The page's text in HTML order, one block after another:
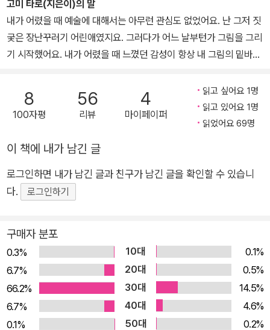
이 책의 수준은 4세부터 초등학교 저학년까지 아이들에게 맞다. 글을
읽지 못하는 아이에게는 엄마가 같이 이야기를 나누고 그림을 그리도
록 하는 것이 좋고, 무엇보다 그림을 그린다는 것에 너무 긴장하거나
부담스러워하지 않게 하는 것이 중요하다. 그림을 그리는 것은 너무
< 그림으로 생각 키우기 2> 가 후속권으로 출판되었다.
게 즐거움을 준다는 사실을 깨닫고 그림책 세계에 매료되었다. 1973
년, 28세에 첫 책 출간 이래 2020년, 75세가 된 지금까지 350여 작
품을 출간했으며, 간결하고 단순한 글과 그림, 위트 있는 유머, 재치
있는 아이디어, 발랄할 상상력으로 독자들을 사로잡았다. 라이프치히
너리스트’, ‘산케이 아동 문학상’, ‘고단샤 그림책 상’ 등을 받았으며,
일본뿐만 아니라 한국, 미국, 프랑스, 독일 등 수많은 나라에서 뜨거운
사랑을 받으며 전 세계적인 작가로 활동하고 있다. 주요 작품으로 《악
쪽》, 《저런, 벌거숭이네》, 《금붕어가 달아나네》 등이 있다.
고미 타로(지은이)의 말
내가 어렸을 때 예술에 대해서는 아무런 관심도 없었어요. 난 그저 짓
궂은 장난꾸러기 어린애였지요. 그러다가 어느 날부턴가 그림을 그리
기 시작했어요. 내가 어렸을 때 느꼈던 감성이 항상 내 그림의 밑바탕
이들도 내가 말하고자 하는 것을 이해할 수 있는 책을 만들려고 노력
하지요. 난 내 직업을 참 사랑해요. 어쩌다 몇 주일 동안 그림을 못 그
리게 되면 그림을 그리고 싶어 좀이 마구 쑤시지요.
8
100자평
56
리뷰
4
마이페이퍼
읽고 싶어요 1명
읽고 있어요 1명
읽었어요 69명
이 책에 내가 남긴 글
로그인하면 내가 남긴 글과 친구가 남긴 글을 확인할 수 있습니
다.
로그인하기
구매자 분포
0.3% 10대
0.1%
6.7%
20대
0.5%
66.2%
30대
14.5%
6.7%
40대
4.6%
0.1%
50대
0.2%